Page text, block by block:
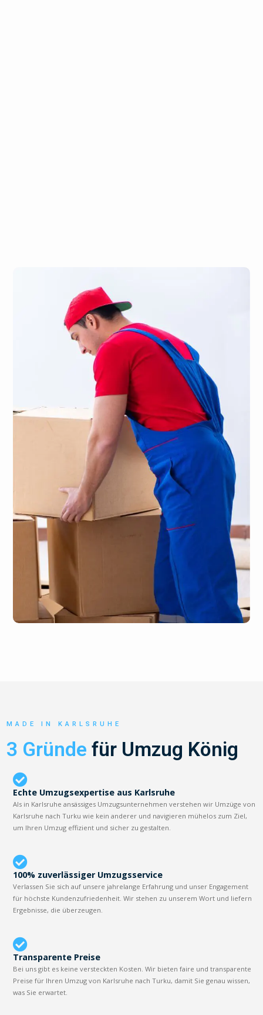
MADE IN KARLSRUHE
3 Gründe für Umzug König
Echte Umzugsexpertise aus Karlsruhe
Als in Karlsruhe ansässiges Umzugsunternehmen verstehen wir Umzüge von
Karlsruhe nach Turku wie kein anderer und navigieren mühelos zum Ziel,
um Ihren Umzug effizient und sicher zu gestalten.
100% zuverlässiger Umzugsservice
Verlassen Sie sich auf unsere jahrelange Erfahrung und unser Engagement
für höchste Kundenzufriedenheit. Wir stehen zu unserem Wort und liefern
Ergebnisse, die überzeugen.
Transparente Preise
Bei uns gibt es keine versteckten Kosten. Wir bieten faire und transparente
Preise für Ihren Umzug von Karlsruhe nach Turku, damit Sie genau wissen,
was Sie erwartet.